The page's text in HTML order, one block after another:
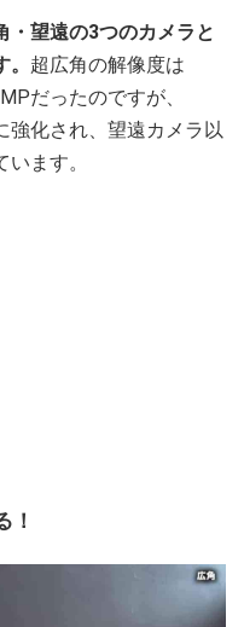
・望遠の3つのカメラと
超広角の解像度は
だったのですが、
強化され、望遠カメラ以
ます。
！